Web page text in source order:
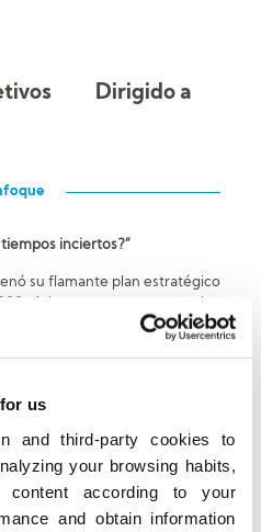
us
and third-party cookies to
your browsing habits,
according to your
and obtain information
Dirigido a
inciertos?”
su flamante plan estratégico
por los acontecimientos. Una
otra crisis en la cadena de
Sí,
ahora es más necesaria la
construir
estrategias de forma
adiós a aquellas reflexiones